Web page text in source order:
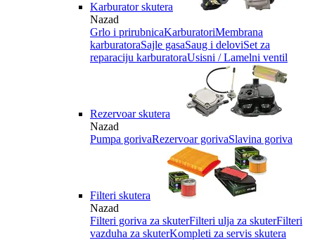
Karburator skutera
Nazad
Grlo i prirubnicaKarburatoriMembrana
karburatoraSajle gasaSaug i deloviSet za
reparaciju karburatoraUsisni / Lamelni ventil
Rezervoar skutera
Nazad
Pumpa gorivaRezervoar gorivaSlavina goriva
Filteri skutera
Nazad
Filteri goriva za skuterFilteri ulja za skuterFilteri
vazduha za skuterKompleti za servis skutera